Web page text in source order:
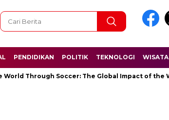
PENDIDIKAN POLITIK TEKNOLOGI WISATA
Soccer: The Global Impact of the World Cup